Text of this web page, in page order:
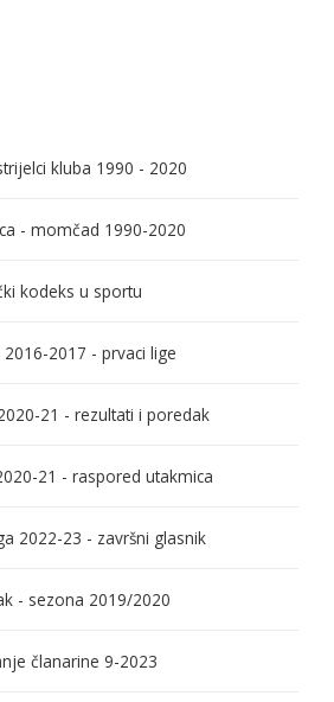
kluba 1990 - 2020
- momčad 1990-2020
kodeks u sportu
2016-2017 - prvaci lige
21 - rezultati i poredak
21 - raspored utakmica
2022-23 - završni glasnik
- sezona 2019/2020
članarine 9-2023